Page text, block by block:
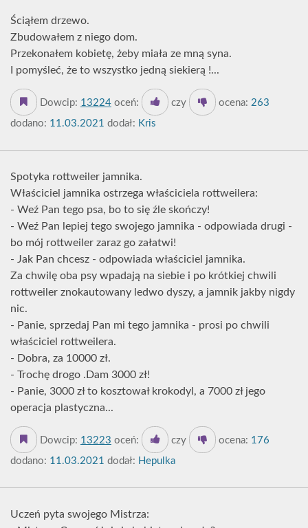
Ściąłem drzewo.
Zbudowałem z niego dom.
Przekonałem kobietę, żeby miała ze mną syna.
I pomyśleć, że to wszystko jedną siekierą !...
Dowcip: 13224 oceń: czy ocena: 263
dodano: 11.03.2021 dodał: Kris
Spotyka rottweiler jamnika.
Właściciel jamnika ostrzega właściciela rottweilera:
- Weź Pan tego psa, bo to się źle skończy!
- Weź Pan lepiej tego swojego jamnika - odpowiada drugi -
bo mój rottweiler zaraz go załatwi!
- Jak Pan chcesz - odpowiada właściciel jamnika.
Za chwilę oba psy wpadają na siebie i po krótkiej chwili
rottweiler znokautowany ledwo dyszy, a jamnik jakby nigdy
nic.
- Panie, sprzedaj Pan mi tego jamnika - prosi po chwili
właściciel rottweilera.
- Dobra, za 10000 zł.
- Trochę drogo .Dam 3000 zł!
- Panie, 3000 zł to kosztował krokodyl, a 7000 zł jego
operacja plastyczna...
Dowcip: 13223 oceń: czy ocena: 176
dodano: 11.03.2021 dodał: Hepulka
Uczeń pyta swojego Mistrza: